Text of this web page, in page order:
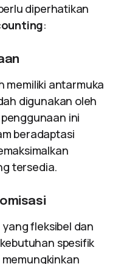
diperhatikan
:
memiliki antarmuka
digunakan oleh
ini
beradaptasi
tersedia.
yang fleksibel dan
spesifik